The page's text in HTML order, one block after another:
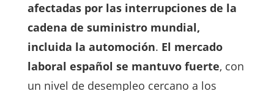
afectadas por las interrupciones de la
cadena de suministro mundial,
incluida la automoción. El mercado
laboral español se mantuvo fuerte, con
un nivel de desempleo cercano a los